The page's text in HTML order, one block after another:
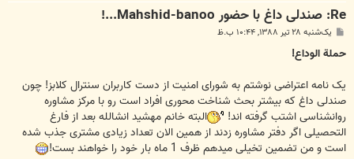
Re: صندلی داغ با حضور Mahshid-banoo...!
ت
یک‌شنبه ۲۸ تیر ۱۳۸۸, ۱۰:۴۴ ب.ظ
حملة الوداع!
یک نامه اعتراضی نوشتم به شورای امنیت از دست کاربران سنترال کلابز! چون
صندلی داغ که بیشتر بحث شناخت محوری افراد است رو با مرکز مشاوره
روانشناسی اشتب گرفته اند!
البته خانم مهشید انشالله بعد از فارغ
التحصیلی اگر دفتر مشاوره زدند از همین الان تعداد زیادی مشتری جذب شده
است و من تضمین تخیلی میدهم ظرف 1 ماه بار خود را خواهند بست!